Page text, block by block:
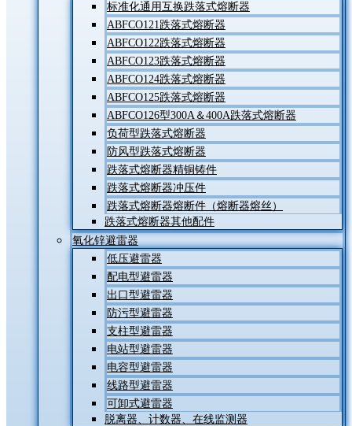
标准化通用互换跌落式熔断器
ABFCO121跌落式熔断器
ABFCO122跌落式熔断器
ABFCO123跌落式熔断器
ABFCO124跌落式熔断器
ABFCO125跌落式熔断器
ABFCO126型300A＆400A跌落式熔断器
负荷型跌落式熔断器
防风型跌落式熔断器
跌落式熔断器精铜铸件
跌落式熔断器冲压件
跌落式熔断器熔断件（熔断器熔丝）
跌落式熔断器其他配件
氧化锌避雷器
低压避雷器
配电型避雷器
出口型避雷器
防污型避雷器
支柱型避雷器
电站型避雷器
电容型避雷器
线路型避雷器
可卸式避雷器
脱离器、计数器、在线监测器